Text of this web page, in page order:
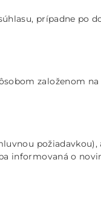
prípadne po
založenom
požiadavkou),
informovaná o